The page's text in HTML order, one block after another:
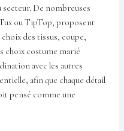
De nombreuses
ou TipTop, proposent
des tissus, coupe,
choix costume marié
avec les autres
afin que chaque détail
pensé comme une